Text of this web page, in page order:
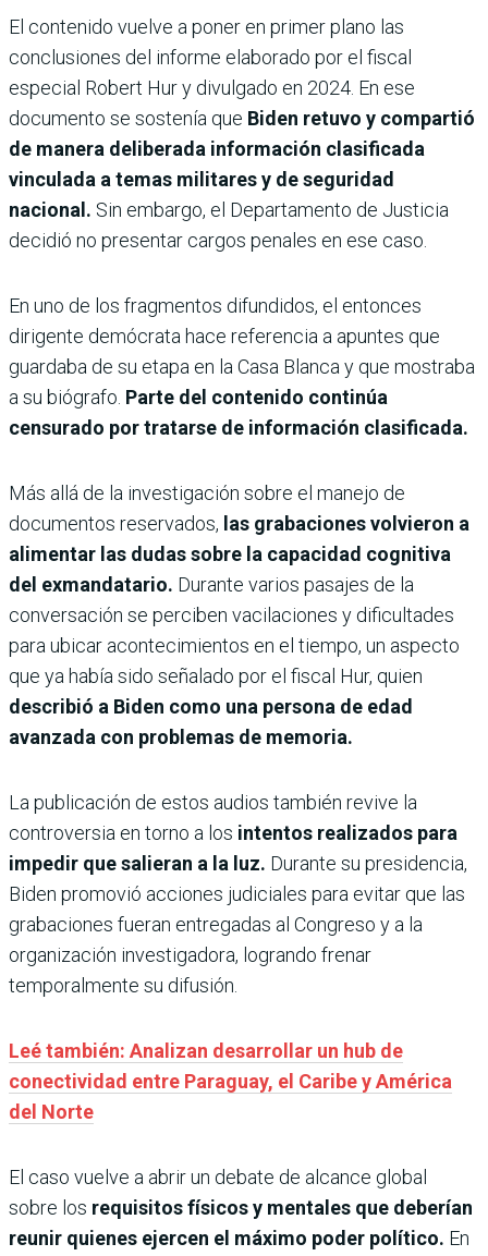
El contenido vuelve a poner en primer plano las
conclusiones del informe elaborado por el fiscal
especial Robert Hur y divulgado en 2024. En ese
documento se sostenía que Biden retuvo y compartió
de manera deliberada información clasificada
vinculada a temas militares y de seguridad
nacional. Sin embargo, el Departamento de Justicia
decidió no presentar cargos penales en ese caso.
En uno de los fragmentos difundidos, el entonces
dirigente demócrata hace referencia a apuntes que
guardaba de su etapa en la Casa Blanca y que mostraba
a su biógrafo. Parte del contenido continúa
censurado por tratarse de información clasificada.
Más allá de la investigación sobre el manejo de
documentos reservados, las grabaciones volvieron a
alimentar las dudas sobre la capacidad cognitiva
del exmandatario. Durante varios pasajes de la
conversación se perciben vacilaciones y dificultades
para ubicar acontecimientos en el tiempo, un aspecto
que ya había sido señalado por el fiscal Hur, quien
describió a Biden como una persona de edad
avanzada con problemas de memoria.
La publicación de estos audios también revive la
controversia en torno a los intentos realizados para
impedir que salieran a la luz. Durante su presidencia,
Biden promovió acciones judiciales para evitar que las
grabaciones fueran entregadas al Congreso y a la
organización investigadora, logrando frenar
temporalmente su difusión.
Leé también: Analizan desarrollar un hub de
conectividad entre Paraguay, el Caribe y América
del Norte
El caso vuelve a abrir un debate de alcance global
sobre los requisitos físicos y mentales que deberían
reunir quienes ejercen el máximo poder político. En